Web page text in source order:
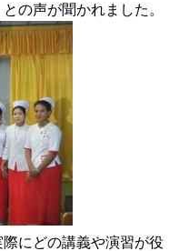
の声が聞かれました。
にどの講義や演習が役